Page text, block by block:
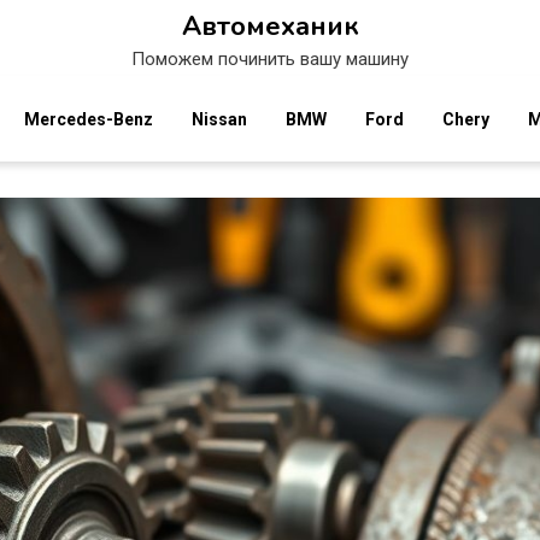
Автомеханик
Поможем починить вашу машину
Mercedes-Benz Nissan BMW Ford Chery